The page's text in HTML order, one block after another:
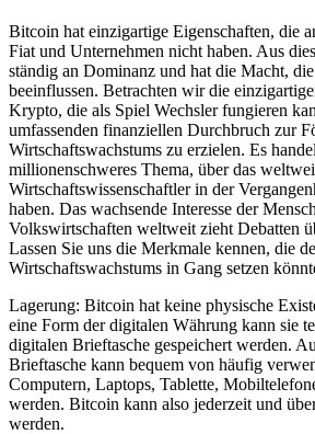
Bitcoin hat einzigartige Eigenschaften, die
Fiat und Unternehmen nicht haben. Aus
ständig an Dominanz und hat die Macht,
beeinflussen. Betrachten wir die
Krypto, die als Spiel Wechsler fungieren
umfassenden finanziellen Durchbruch zur
Wirtschaftswachstums zu erzielen. Es
millionenschweres Thema, über das
Wirtschaftswissenschaftler in der
haben. Das wachsende Interesse der
Volkswirtschaften weltweit zieht Debatten
Lassen Sie uns die Merkmale kennen, die
Wirtschaftswachstums in Gang setzen
Lagerung: Bitcoin hat keine physische
eine Form der digitalen Währung kann sie
digitalen Brieftasche gespeichert werden.
Brieftasche kann bequem von häufig
Computern, Laptops, Tablette,
werden. Bitcoin kann also jederzeit und
werden.